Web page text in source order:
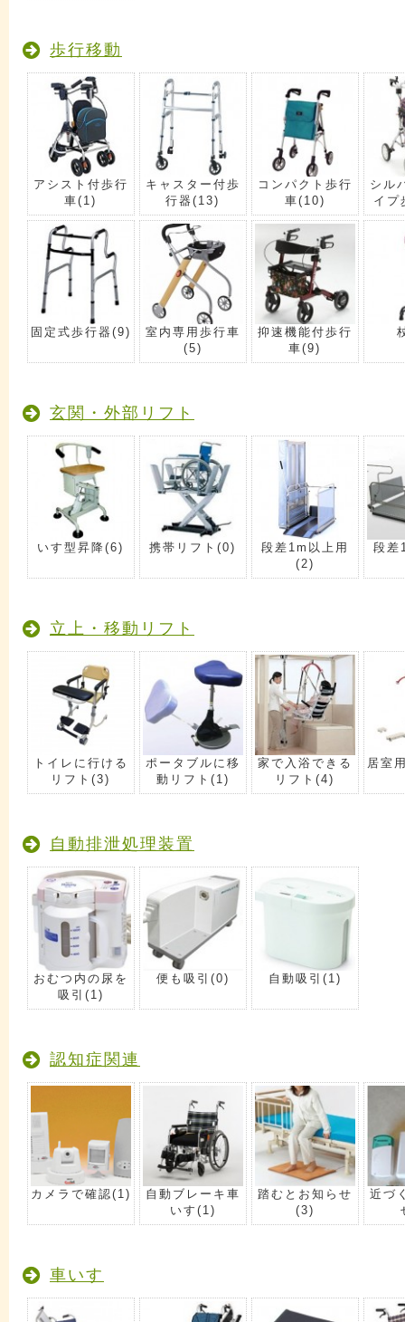
歩行移動
アシスト付歩行
車(1)
キャスター付歩
行器(13)
コンパクト歩行
車(10)
シル
イプ
固定式歩行器 (9)
室内専用歩行車
(5)
抑速機能付歩行
車(9)
玄関・外部リフト
いす型昇降(6) 携帯リフト(0)
段差1m以上用
(2)
段差
立上・移動リフト
トイレに行ける
リフト(3)
ポータブルに移
動リフト (1)
家で入浴できる
リフト(4)
居室
自動排泄処理装置
おむつ内の尿を
吸引 (1)
便も吸引 (0) 自動吸引 (1)
認知症関連
カメラで確認(1)
自動ブレーキ車
いす (1)
踏むとお知らせ
(3)
近づ
車いす